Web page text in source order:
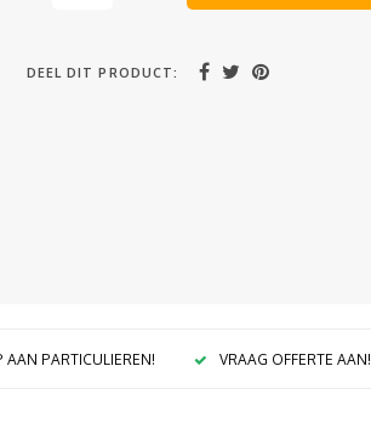
DEEL DIT PRODUCT:
AAN PARTICULIEREN! VRAAG OFFERTE AAN!